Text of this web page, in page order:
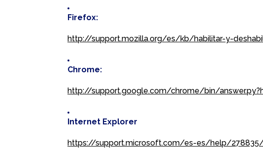
Firefox:
http://support.mozilla.org/es/kb/habilitar-y-
Chrome:
http://support.google.com/chrome/bin/
Internet Explorer
https://support.microsoft.com/es-es/help/